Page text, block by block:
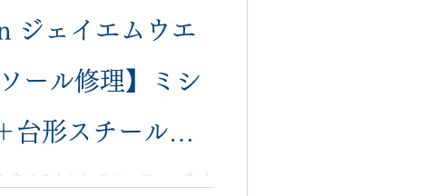
ジェイエムウエ
ール修理】ミシ
台形スチール施
｜
ウエストン）のローファーをオ